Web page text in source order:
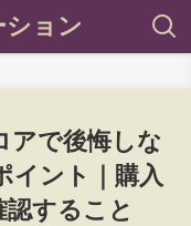
ション
アで後悔しな
イント｜購入
すること